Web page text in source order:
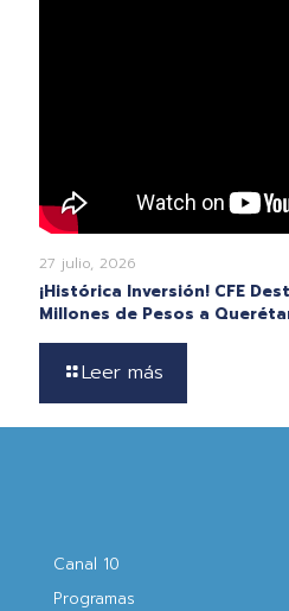
27 julio, 2026
¡Histórica Inversión! CFE
Millones de Pesos a
Leer más
Canal 10
Programas